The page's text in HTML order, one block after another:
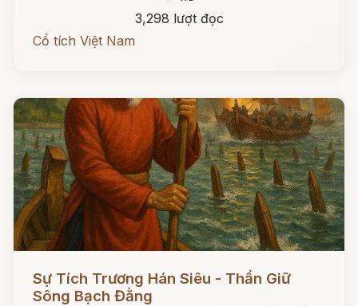
3,298 lượt đọc
Cổ tích Việt Nam
Sự Tích Trương Hán Siêu - Thần Giữ
Sông Bạch Đằng